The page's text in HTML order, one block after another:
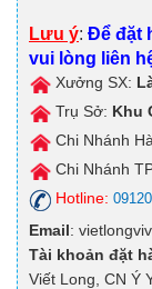
Lưu ý: Để đặt
vui lòng liên
Xưởng SX:
Trụ Sở: Khu
Chi Nhánh
Chi Nhánh
Hotline:
Email:
Tài khoản đặt
Viết Long, CN Ý